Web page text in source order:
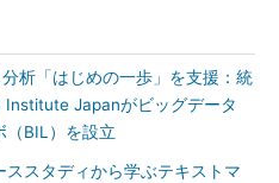
析「はじめの一歩」を支援：統
Institute Japanがビッグデータ
（BIL）を設立
ススタディから学ぶテキストマ